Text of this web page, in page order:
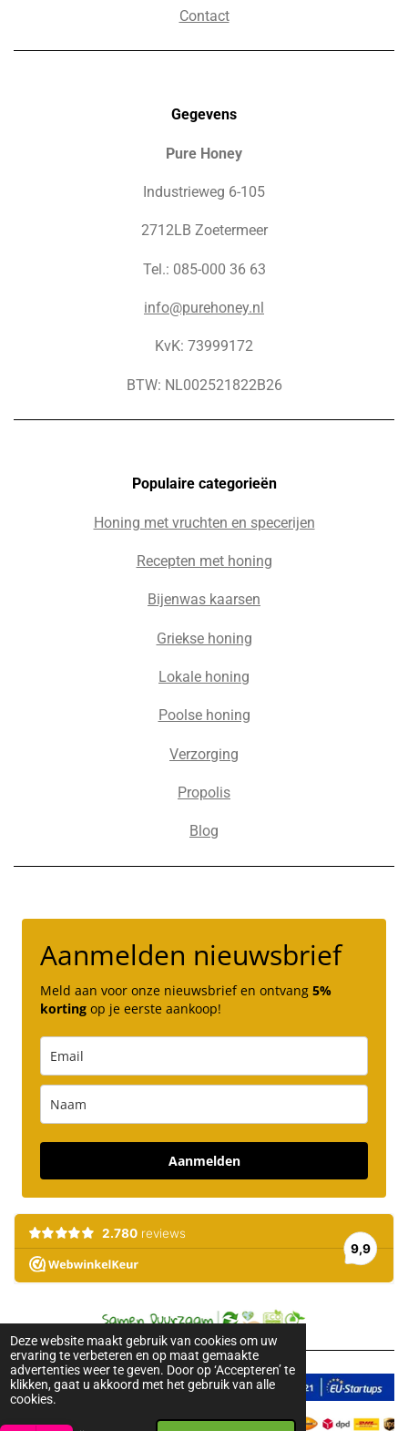
Deze website maakt gebruik van cookies om uw
ervaring te verbeteren en op maat gemaakte
advertenties weer te geven. Door op ‘Accepteren’ te
klikken, gaat u akkoord met het gebruik van alle
cookies.
Contact
Gegevens
Pure Honey
Industrieweg 6-105
2712LB Zoetermeer
Tel.: 085-000 36 63
info@purehoney.nl
KvK: 73999172
BTW: NL002521822B26
Populaire categorieën
Honing met vruchten en specerijen
Recepten met honing
Bijenwas kaarsen
Griekse honing
Lokale honing
Poolse honing
Verzorging
Propolis
Blog
Aanmelden nieuwsbrief
Meld aan voor onze nieuwsbrief en ontvang 5%
korting op je eerste aankoop!
Aanmelden